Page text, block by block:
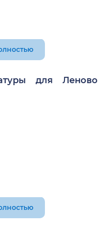
для Леново